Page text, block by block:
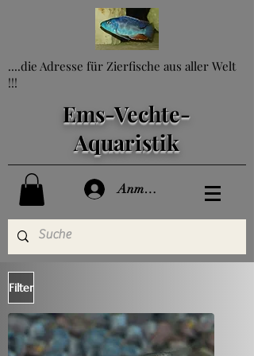
....die Adresse für Zierfische aus aller Welt
!!!
Ems-Vechte-
Aquaristik
Anmelden
Filter